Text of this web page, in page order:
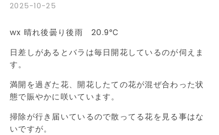
2025-10-25
wx 晴れ後曇り後雨 20.9℃
日差しがあるとバラは毎日開花しているのが伺えま
す。
満開を過ぎた花、開花したての花が混ぜ合わった状
態で賑やかに咲いています。
掃除が行き届いているので散ってる花を見る事はな
いですが。